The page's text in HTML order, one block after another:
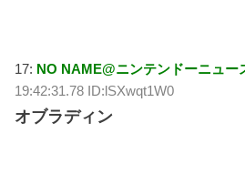
17: NO NAME@ニンテンドーニュー
19:42:31.78 ID:lSXwqt1W0
オブラディン